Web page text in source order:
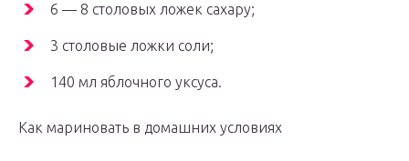
6 — 8 столовых ложек сахару;
3 столовые ложки соли;
140 мл яблочного уксуса.
Как мариновать в домашних условиях